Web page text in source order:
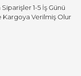
Siparişler 1-5 İş Günü
Kargoya Verilmiş Olur